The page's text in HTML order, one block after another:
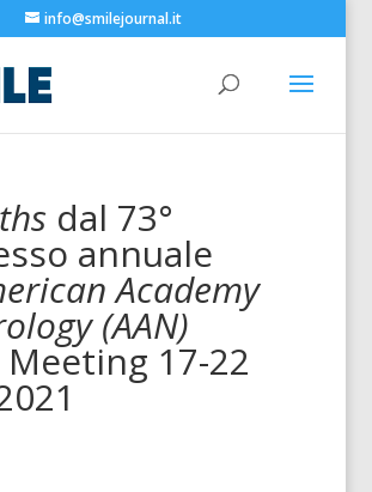
info@smilejournal.it
dal 73°
annuale
Academy
(AAN)
17-22